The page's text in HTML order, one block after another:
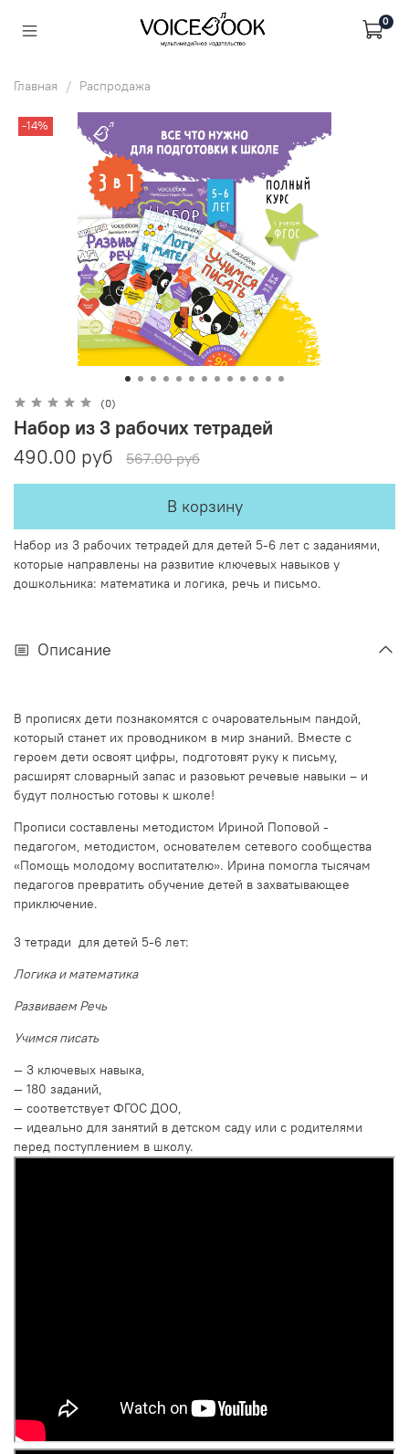
0
Главная Распродажа
-14%
(0)
Набор из 3 рабочих тетрадей
490.00 руб
567.00 руб
В корзину
Набор из 3 рабочих тетрадей для детей 5-6 лет с заданиями,
которые направлены на развитие ключевых навыков у
дошкольника: математика и логика, речь и письмо.
Описание
В прописях дети познакомятся с очаровательным пандой,
который станет их проводником в мир знаний. Вместе с
героем дети освоят цифры, подготовят руку к письму,
расширят словарный запас и разовьют речевые навыки – и
будут полностью готовы к школе!
Прописи составлены методистом Ириной Поповой -
педагогом, методистом, основателем сетевого сообщества
«Помощь молодому воспитателю». Ирина помогла тысячам
педагогов превратить обучение детей в захватывающее
приключение.
3 тетради для детей 5-6 лет:
Логика и математика
Развиваем Речь
Учимся писать
— 3 ключевых навыка,
— 180 заданий,
— соответствует ФГОС ДОО,
— идеально для занятий в детском саду или с родителями
перед поступлением в школу.